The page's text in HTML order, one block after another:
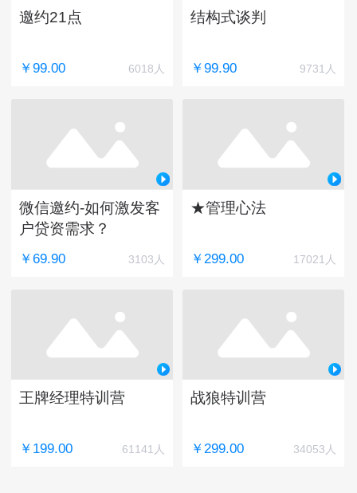
邀约21点
￥99.00 6018人
结构式谈判
￥99.90 9731人
微信邀约-如何激发客
户贷资需求？
￥69.90 3103人
★管理心法
￥299.00 17021人
王牌经理特训营
￥199.00 61141人
战狼特训营
￥299.00 34053人